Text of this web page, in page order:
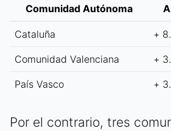
Comunidad Autónoma
Cataluña +
Comunidad Valenciana +
País Vasco +
Por el contrario, tres